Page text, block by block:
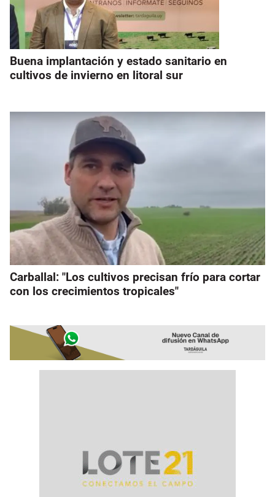
Buena implantación y estado sanitario en
cultivos de invierno en litoral sur
Carballal: "Los cultivos precisan frío para cortar
con los crecimientos tropicales"